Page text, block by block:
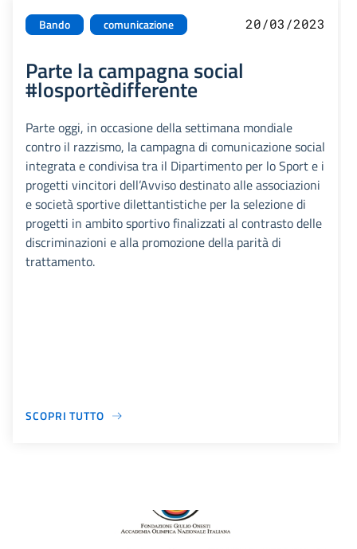
Bando comunicazione 20/03/2023
Parte la campagna social
#losportèdifferente
Parte oggi, in occasione della settimana mondiale
contro il razzismo, la campagna di comunicazione social
integrata e condivisa tra il Dipartimento per lo Sport e i
progetti vincitori dell’Avviso destinato alle associazioni
e società sportive dilettantistiche per la selezione di
progetti in ambito sportivo finalizzati al contrasto delle
discriminazioni e alla promozione della parità di
trattamento.
SCOPRI TUTTO